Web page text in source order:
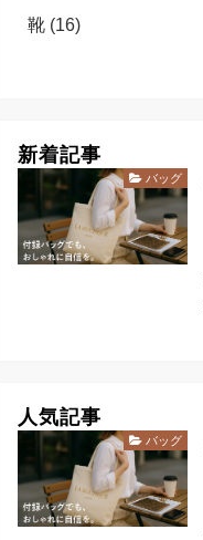
靴 (16)
新着記事
バッグ
人気記事
バッグ